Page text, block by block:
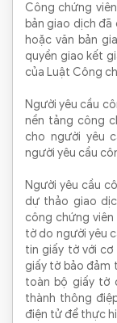
Công chứng
bản giao dịch
hoặc văn bản
quyền giao kết
của Luật Công
Người yêu cầu
nền tảng công
cho người yêu
người yêu cầu
Người yêu cầu
dự thảo giao
công chứng
tờ do người yêu
tin giấy tờ với cơ
giấy tờ bảo đảm
toàn bộ giấy tờ
thành thông
điện tử để thực